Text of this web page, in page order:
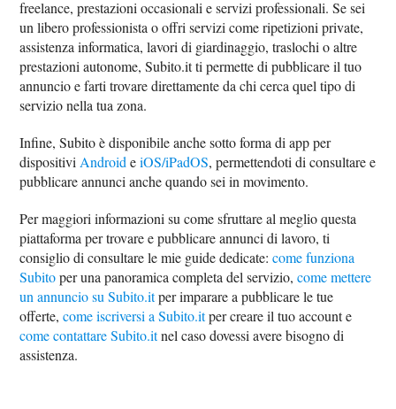
freelance, prestazioni occasionali e servizi professionali. Se sei
un libero professionista o offri servizi come ripetizioni private,
assistenza informatica, lavori di giardinaggio, traslochi o altre
prestazioni autonome, Subito.it ti permette di pubblicare il tuo
annuncio e farti trovare direttamente da chi cerca quel tipo di
servizio nella tua zona.
Infine, Subito è disponibile anche sotto forma di app per
dispositiviAndroideiOS/iPadOS, permettendoti di consultare e
pubblicare annunci anche quando sei in movimento.
Per maggiori informazioni su come sfruttare al meglio questa
piattaforma per trovare e pubblicare annunci di lavoro, ti
consiglio di consultare le mie guide dedicate:come funziona
Subitoper una panoramica completa del servizio,come mettere
un annuncio su Subito.itper imparare a pubblicare le tue
offerte,come iscriversi a Subito.itper creare il tuo account e
come contattare Subito.itnel caso dovessi avere bisogno di
assistenza.